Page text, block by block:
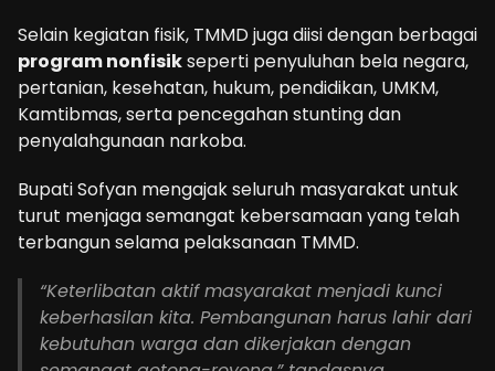
Selain kegiatan fisik, TMMD juga diisi dengan berbagai
program nonfisikseperti penyuluhan bela negara,
pertanian, kesehatan, hukum, pendidikan, UMKM,
Kamtibmas, serta pencegahan stunting dan
penyalahgunaan narkoba.
Bupati Sofyan mengajak seluruh masyarakat untuk
turut menjaga semangat kebersamaan yang telah
terbangun selama pelaksanaan TMMD.
“Keterlibatan aktif masyarakat menjadi kunci
keberhasilan kita. Pembangunan harus lahir dari
kebutuhan warga dan dikerjakan dengan